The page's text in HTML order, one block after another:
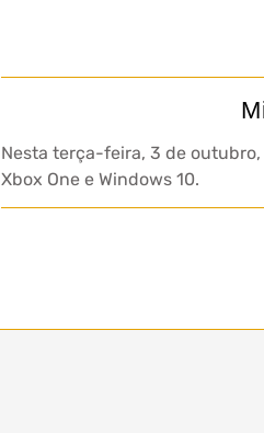
Nesta terça-feira, 3 de
Xbox One e Windows 10.